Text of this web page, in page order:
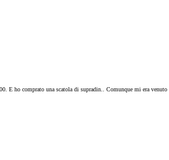
E ho comprato una scatola di supradin.. Comunque mi era